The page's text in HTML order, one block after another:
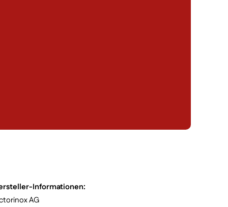
Informationen:
AG